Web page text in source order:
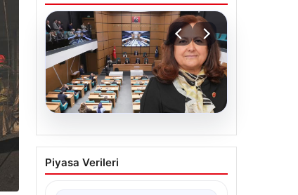
05.08.2026
Üsküdar Belediyesi’nde
başkanvekili Sibel Tan
Piyasa Verileri